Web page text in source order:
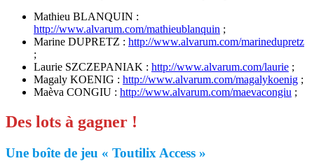
Mathieu BLANQUIN :
http://www.alvarum.com/mathieublanquin ;
Marine DUPRETZ : http://www.alvarum.com/marinedupretz
;
Laurie SZCZEPANIAK : http://www.alvarum.com/laurie ;
Magaly KOENIG : http://www.alvarum.com/magalykoenig ;
Maèva CONGIU : http://www.alvarum.com/maevacongiu ;
Des lots à gagner !
Une boîte de jeu « Toutilix Access »